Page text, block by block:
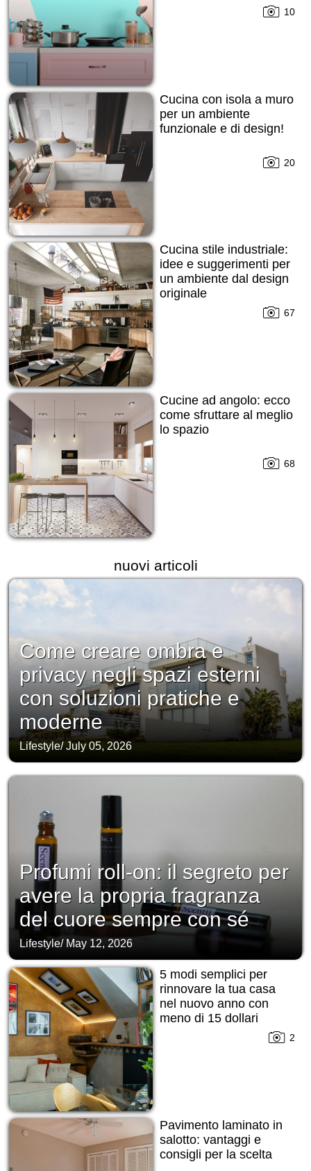
10
Cucina con isola a muro
per un ambiente
funzionale e di design!
20
Cucina stile industriale:
idee e suggerimenti per
un ambiente dal design
originale
67
Cucine ad angolo: ecco
come sfruttare al meglio
lo spazio
68
nuovi articoli
Come creare ombra e
privacy negli spazi esterni
con soluzioni pratiche e
moderne
Lifestyle/July 05, 2026
Profumi roll-on: il segreto per
avere la propria fragranza
del cuore sempre con sé
Lifestyle/ May 12, 2026
5 modi semplici per
rinnovare la tua casa
nel nuovo anno con
meno di 15 dollari
2
Pavimento laminato in
salotto: vantaggi e
consigli per la scelta